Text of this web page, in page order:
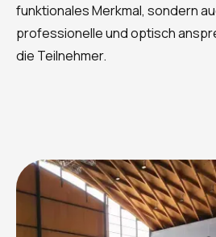
funktionales Merkmal, sondern
professionelle und optisch
die Teilnehmer.